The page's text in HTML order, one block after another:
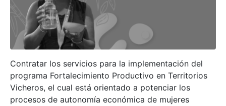
Contratar los servicios para la implementación del
programa Fortalecimiento Productivo en Territorios
Vicheros, el cual está orientado a potenciar los
procesos de autonomía económica de mujeres
Canales de servicio
Peticiones, Quejas,
Reclamos, Sugerencias,
Denuncias y Felicitaciones
Whatsapp:
300 9163936